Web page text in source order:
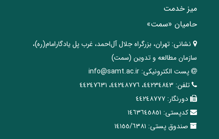
میز خدمت
حامیان «سمت»
نشانی: تهران، ‌بزرگراه ‌جلال آل‌احمد، غرب پل يادگار‌امام(ره)‌،
سازمان مطالعه و تدوین‌ (سمت)
پست الکترونیکی: info@samt.ac.ir
تلفن: ٤٤٢٣٤٨٤٣، ٤٤٢٤٨٧٧٦، ٤٤٢٤٧٦٣١
دورنگار: ٤٤٢٤٨٧٧٧
کدپستی: ١٤٦٣٦٤٥٨٥١
صندوق پستی: ١٤١٥٥/٦٣٨١